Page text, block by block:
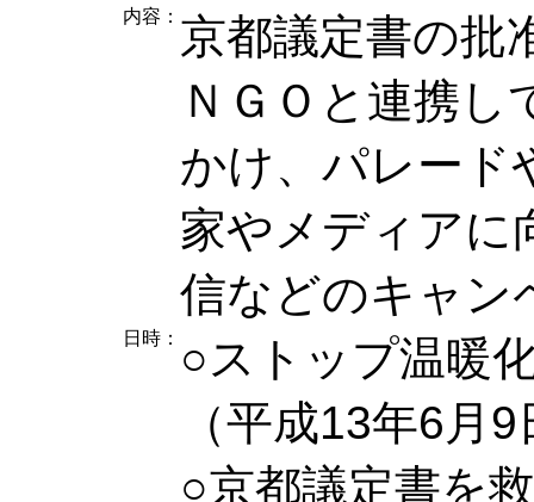
内容： 京都議定書の批
ＮＧＯと連携し
かけ、パレード
家やメディアに
信などのキャン
日時： ○ストップ温暖
（平成13年6月9
○京都議定書を